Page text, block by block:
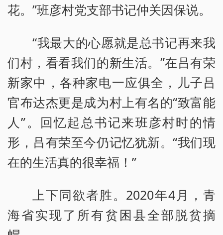
花。”班彦村党支部书记仲关因保说。
“我最大的心愿就是总书记再来我
们村，看看我们的新生活。”在吕有荣
新家中，各种家电一应俱全，儿子吕
官布达杰更是成为村上有名的“致富能
人”。回忆起总书记来班彦村时的情
形，吕有荣至今仍记忆犹新。“我们现
在的生活真的很幸福！”
上下同欲者胜。2020年4月，青
海省实现了所有贫困县全部脱贫摘